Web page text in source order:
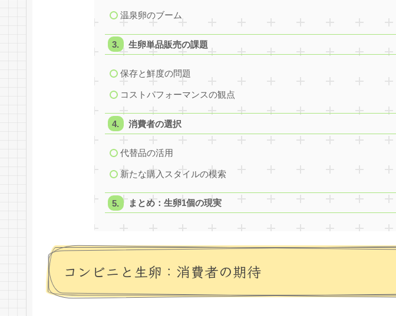
温泉卵のブーム
生卵単品販売の課題
保存と鮮度の問題
コストパフォーマンスの観点
消費者の選択
代替品の活用
新たな購入スタイルの模索
まとめ：生卵1個の現実
コンビニと生卵：消費者の期待